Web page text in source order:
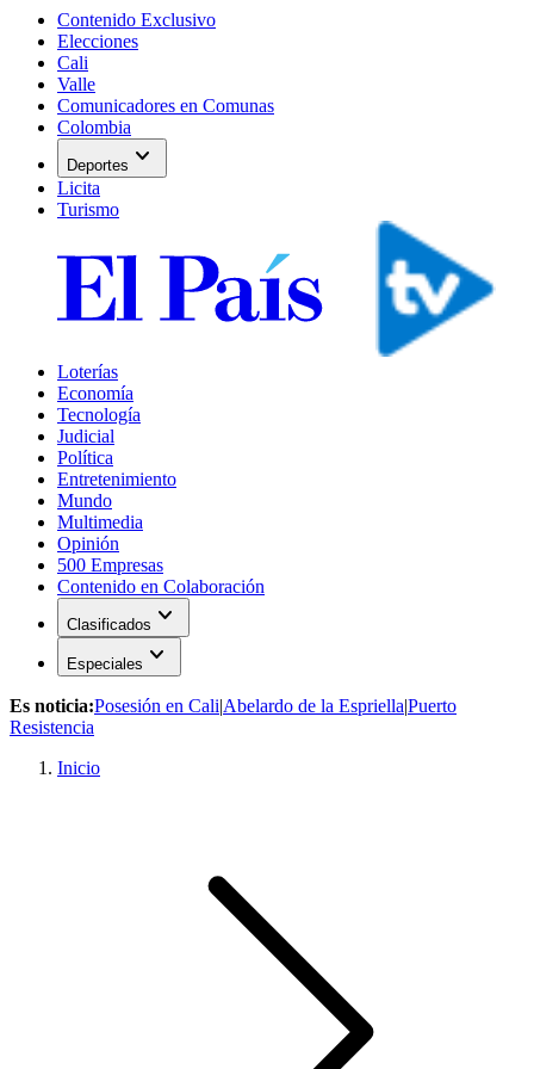
Contenido Exclusivo
Elecciones
Cali
Valle
Comunicadores en Comunas
Colombia
Deportes expand_more
Licita
Turismo
Loterías
Economía
Tecnología
Judicial
Política
Entretenimiento
Mundo
Multimedia
Opinión
500 Empresas
Contenido en Colaboración
Clasificados expand_more
Especiales expand_more
Es noticia:Posesión en Cali|Abelardo de la Espriella|Puerto
Resistencia
Inicio